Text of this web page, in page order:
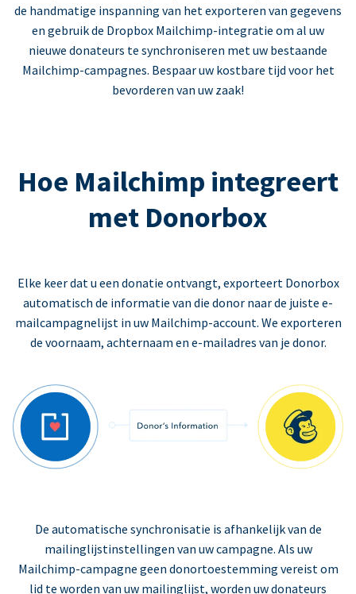
de handmatige inspanning van het exporteren van gegevens
en gebruik de Dropbox Mailchimp-integratie om al uw
nieuwe donateurs te synchroniseren met uw bestaande
Mailchimp-campagnes. Bespaar uw kostbare tijd voor het
bevorderen van uw zaak!
Hoe Mailchimp integreert
met Donorbox
Elke keer dat u een donatie ontvangt, exporteert Donorbox
automatisch de informatie van die donor naar de juiste e-
mailcampagnelijst in uw Mailchimp-account. We exporteren
de voornaam, achternaam en e-mailadres van je donor.
De automatische synchronisatie is afhankelijk van de
mailinglijstinstellingen van uw campagne. Als uw
Mailchimp-campagne geen donortoestemming vereist om
lid te worden van uw mailinglijst, worden uw donateurs